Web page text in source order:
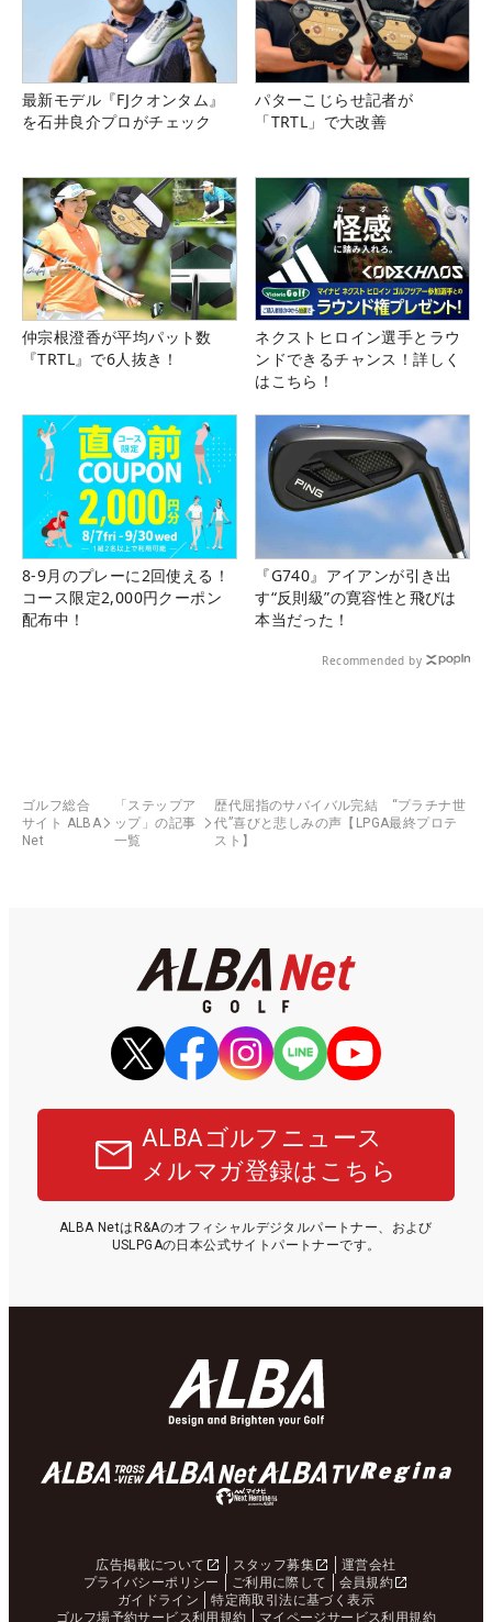
最新モデル『FJクオンタム』
を石井良介プロがチェック
パターこじらせ記者が
「TRTL」で大改善
仲宗根澄香が平均パット数
『TRTL』で6人抜き！
ネクストヒロイン選手とラウ
ンドできるチャンス！詳しく
はこちら！
8-9月のプレーに2回使える！
コース限定2,000円クーポン
配布中！
『G740』アイアンが引き出
す“反則級”の寛容性と飛びは
本当だった！
Recommended by
ゴルフ総合
サイト ALBA
Net
「ステップア
ップ」の記事
一覧
歴代屈指のサバイバル完結 “プラチナ世
代”喜びと悲しみの声【LPGA最終プロテ
スト】
ALBAゴルフニュース
メルマガ登録はこちら
ALBA NetはR&Aのオフィシャルデジタルパートナー、および
USLPGAの日本公式サイトパートナーです。
広告掲載について スタッフ募集
運営会社
プライバシーポリシー
ご利用に際して
会員規約
ガイドライン
特定商取引法に基づく表示
ゴルフ場予約サービス利用規約
マイページサービス利用規約